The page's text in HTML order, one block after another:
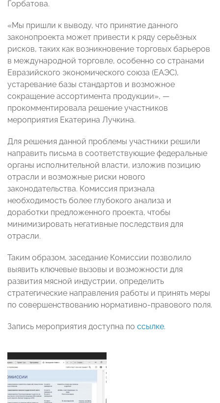
Горбатова.
«Мы пришли к выводу, что принятие данного
законопроекта может привести к ряду серьёзных
рисков, таких как возникновение торговых барьеров
в международной торговле, особенно со странами
Евразийского экономического союза (ЕАЭС),
устаревание базы стандартов и возможное
сокращение ассортимента продукции», —
прокомментировала решение участников
мероприятия Екатерина Лучкина.
Для решения данной проблемы участники решили
направить письма в соответствующие федеральные
органы исполнительной власти, изложив позицию
отрасли и возможные риски нового
законодательства. Комиссия признала
необходимость более глубокого анализа и
доработки предложенного проекта, чтобы
минимизировать негативные последствия для
отрасли.
Таким образом, заседание Комиссии позволило
выявить ключевые вызовы и возможности для
развития мясной индустрии, определить
стратегические направления работы и принять меры
по совершенствованию нормативно-правового поля.
Запись мероприятия доступна по ссылке.